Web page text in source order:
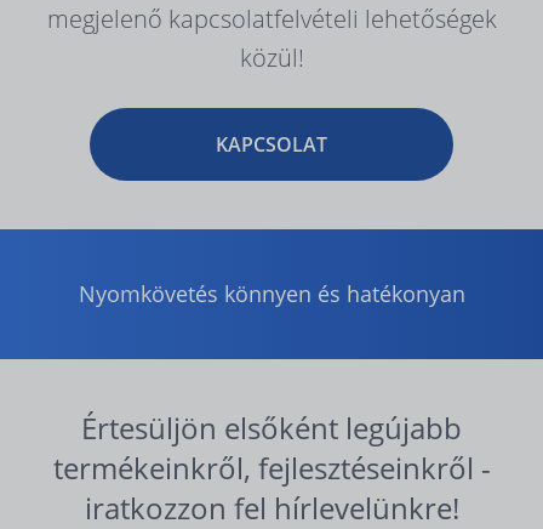
megjelenő kapcsolatfelvételi lehetőségek
közül!
KAPCSOLAT
Nyomkövetés könnyen és hatékonyan
Értesüljön elsőként legújabb
termékeinkről, fejlesztéseinkről -
iratkozzon fel hírlevelünkre!